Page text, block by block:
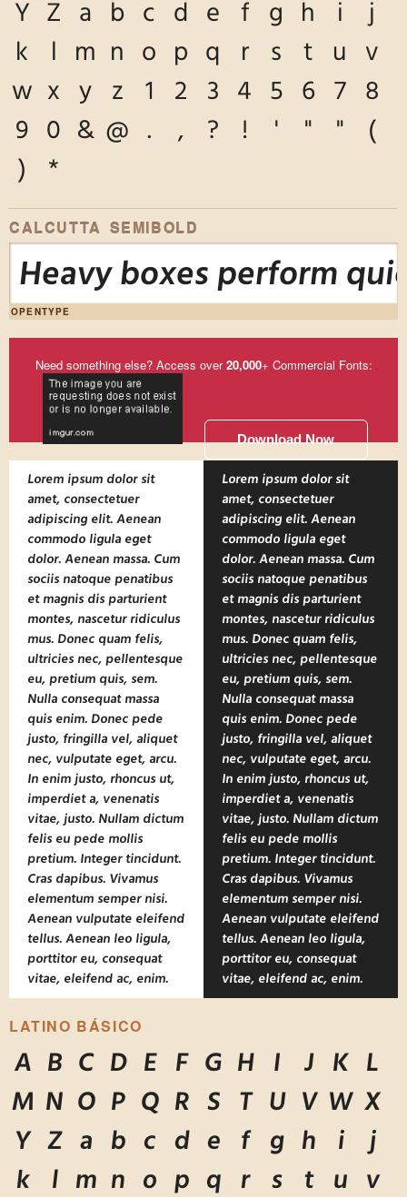
Y
Z a b c d e f g h i
j
k
m n o p q r s t u
v
w
x y z 1 2 3 4 5 6 7
8
9
0 & @ . , ? ! ' " "
(
)
*
CALCUTTA SEMIBOLD
Heavy boxes perform
OPENTYPE
Need something else? Access over20,000+ Commercial Fonts:
Download Now
Lorem ipsum dolor sit
amet, consectetuer
adipiscing elit. Aenean
commodo ligula eget
dolor. Aenean massa. Cum
sociis natoque penatibus
et magnis dis parturient
montes, nascetur ridiculus
mus. Donec quam felis,
ultricies nec, pellentesque
eu, pretium quis, sem.
Nulla consequat massa
quis enim. Donec pede
justo, fringilla vel, aliquet
nec, vulputate eget, arcu.
In enim justo, rhoncus ut,
imperdiet a, venenatis
vitae, justo. Nullam dictum
felis eu pede mollis
pretium. Integer tincidunt.
Cras dapibus. Vivamus
elementum semper nisi.
Aenean vulputate eleifend
tellus. Aenean leo ligula,
porttitor eu, consequat
vitae, eleifend ac, enim.
Lorem ipsum dolor sit
amet, consectetuer
adipiscing elit. Aenean
commodo ligula eget
dolor. Aenean massa. Cum
sociis natoque penatibus
et magnis dis parturient
montes, nascetur ridiculus
mus. Donec quam felis,
ultricies nec, pellentesque
eu, pretium quis, sem.
Nulla consequat massa
quis enim. Donec pede
justo, fringilla vel, aliquet
nec, vulputate eget, arcu.
In enim justo, rhoncus ut,
imperdiet a, venenatis
vitae, justo. Nullam dictum
felis eu pede mollis
pretium. Integer tincidunt.
Cras dapibus. Vivamus
elementum semper nisi.
Aenean vulputate eleifend
tellus. Aenean leo ligula,
porttitor eu, consequat
vitae, eleifend ac, enim.
LATINO BÁSICO
A B C D E F G H I J K
L
M N O P Q R S T U V W X
Y
Z a b c d e f g h i
j
k
l m n o p q r s t u v